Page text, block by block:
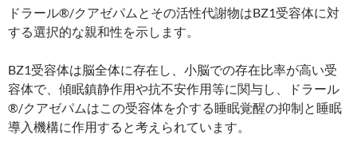
ドラール®/クアゼパムとその活性代謝物はBZ1受容体に対
する選択的な親和性を示します。
BZ1受容体は脳全体に存在し、小脳での存在比率が高い受
容体で、傾眠鎮静作用や抗不安作用等に関与し、ドラール
®/クアゼパムはこの受容体を介する睡眠覚醒の抑制と睡眠
導入機構に作用すると考えられています。